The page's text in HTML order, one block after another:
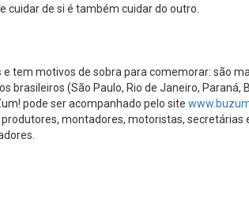
cuidar de si é também cuidar do outro.
tem motivos de sobra para comemorar: são
(São Paulo, Rio de Janeiro, Paraná,
pode ser acompanhado pelo site
montadores, motoristas,